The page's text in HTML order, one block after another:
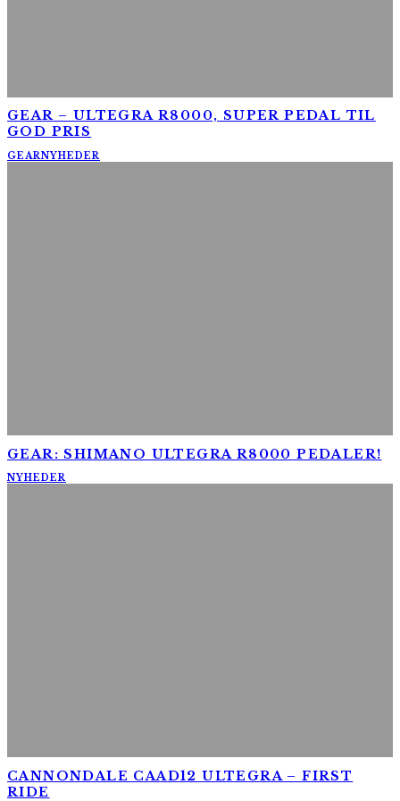
GEAR – ULTEGRA R8000, SUPER PEDAL TIL
GOD PRIS
GEARNYHEDER
GEAR: SHIMANO ULTEGRA R8000 PEDALER!
NYHEDER
CANNONDALE CAAD12 ULTEGRA – FIRST
RIDE